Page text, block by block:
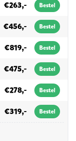
€263,- Bestel
€456,- Bestel
€819,- Bestel
€475,- Bestel
€278,- Bestel
€319,- Bestel